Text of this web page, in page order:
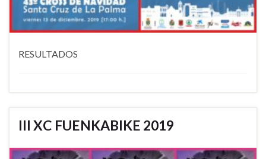
RESULTADOS
III XC FUENKABIKE 2019